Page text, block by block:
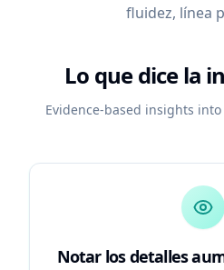
fluidez, línea
Lo que dice la
Evidence-based insights
Notar los detalles